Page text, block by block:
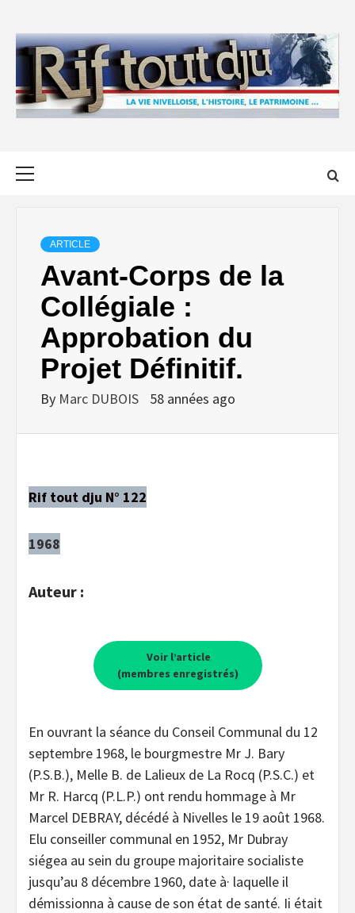
content
ARTICLE
Avant-Corps de la
Collégiale :
Approbation du
Projet Définitif.
By Marc DUBOIS 58 années ago
Rif tout dju N° 122
1968
Auteur :
Voir l’article
(membres enregistrés)
En ouvrant la séance du Conseil Communal du 12
septembre 1968, le bourgmestre Mr J. Bary
(P.S.B.), Melle B. de Lalieux de La Rocq (P.S.C.) et
Mr R. Harcq (P.L.P.) ont rendu hommage à Mr
Marcel DEBRAY, décédé à Nivelles le 19 août 1968.
Elu conseiller communal en 1952, Mr Dubray
siégea au sein du groupe majoritaire socialiste
jusqu’au 8 décembre 1960, date à· laquelle il
démissionna à cause de son état de santé. Ii était